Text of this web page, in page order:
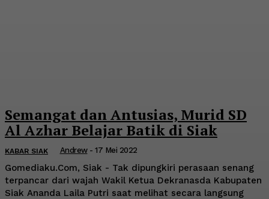
Semangat dan Antusias, Murid SD
Al Azhar Belajar Batik di Siak
KABAR SIAK Andrew - 17 Mei 2022
Gomediaku.Com, Siak - Tak dipungkiri perasaan senang
terpancar dari wajah Wakil Ketua Dekranasda Kabupaten
Siak Ananda Laila Putri saat melihat secara langsung